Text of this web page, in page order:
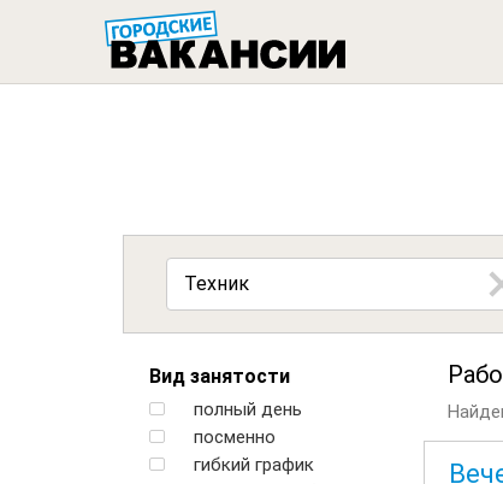
Вид занятости
полный день
посменно
гибкий график